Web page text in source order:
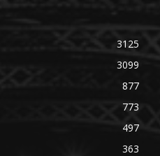
3125
3099
877
773
497
363